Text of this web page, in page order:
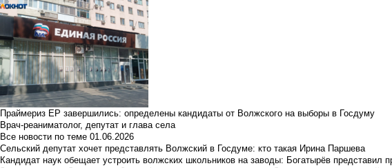
Праймериз ЕР завершились: определены кандидаты от Волжского на выборы в Госдуму
Врач-реаниматолог, депутат и глава села
Все новости по теме 01.06.2026
Сельский депутат хочет представлять Волжский в Госдуме: кто такая Ирина Паршева
Кандидат наук обещает устроить волжских школьников на заводы: Богатырёв представил